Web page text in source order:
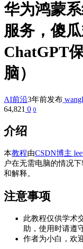
华为鸿蒙
服务，傻
ChatGPT
脑）
AI前沿3年前发布
64,821 0 0
介绍
本教程由CSDN博主
户在无需电脑的情况
和解释。
注意事项
此教程仅供学术
助，使用时请遵
作者为小白，欢